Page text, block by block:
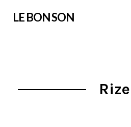
LE BON SON
Rize